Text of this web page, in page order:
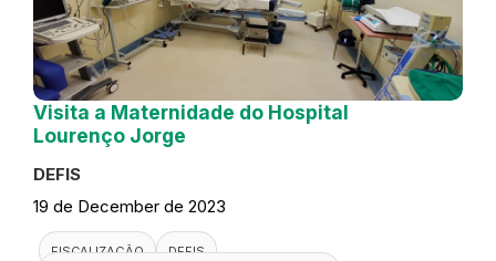
Visita a Maternidade do Hospital
Lourenço Jorge
DEFIS
19 de December de 2023
FISCALIZAÇÃO
DEFIS